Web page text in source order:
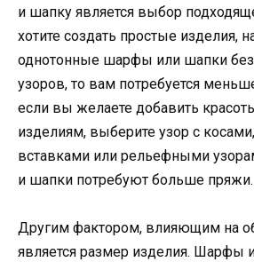
и шапку является выбор
хотите создать простые изделия,
однотонные шарфы или шапки
узоров, то вам потребуется
если вы желаете добавить
изделиям, выберите узор с
вставками или рельефными
и шапки потребуют больше пряжи.
Другим фактором, влияющим на
является размер изделия. Шарфы